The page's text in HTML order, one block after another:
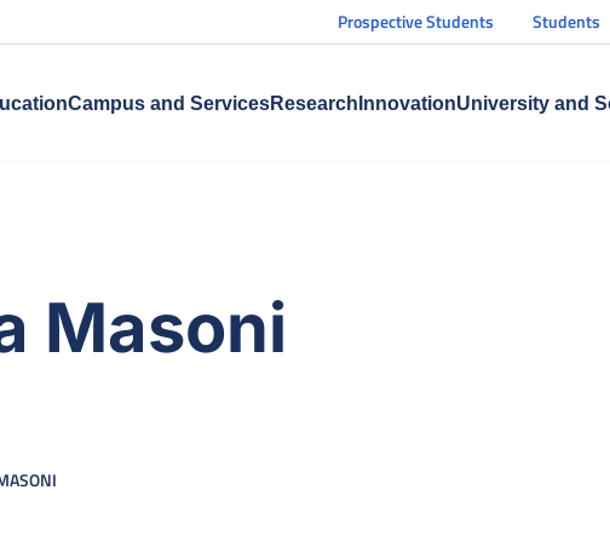
Prospective Students Students
Campus and ServicesResearch InnovationUniversity and
Masoni